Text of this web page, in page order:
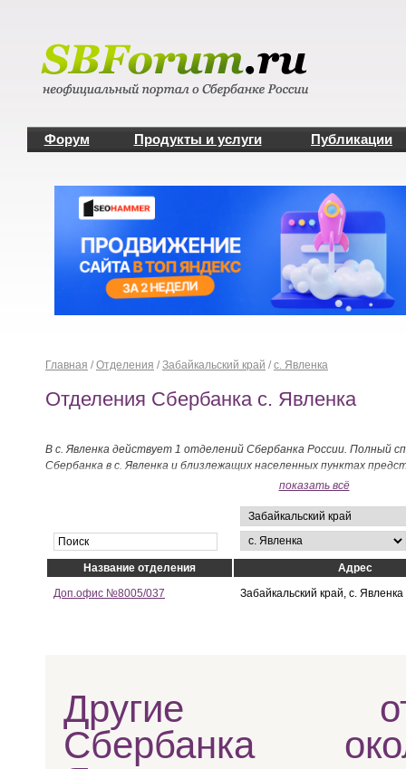
Форум Продукты и услуги Публикации
Главная / Отделения / Забайкальский край / с. Явленка
Отделения Сбербанка с. Явленка
В с. Явленка действует 1 отделений Сбербанка России. Полный
Сбербанка в с. Явленка и близлежащих населенных пунктах
показать всё
Название отделения
Адрес
Доп.офис №8005/037
Забайкальский край, с. Явленка
Другие
Сбербанка